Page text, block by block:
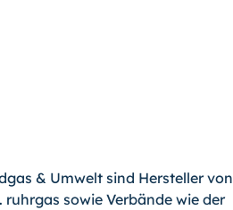
& Umwelt sind Hersteller von
sowie Verbände wie der